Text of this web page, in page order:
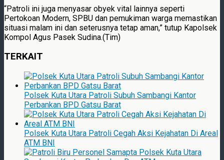
“Patroli ini juga menyasar obyek vital lainnya seperti
Pertokoan Modern, SPBU dan pemukiman warga memastikan
situasi malam ini dan seterusnya tetap aman,” tutup Kapolsek
Kompol Agus Pasek Sudina.(Tim)
TERKAIT
Polsek Kuta Utara Patroli Subuh Sambangi Kantor
Perbankan BPD Gatsu Barat
Polsek Kuta Utara Patroli Cegah Aksi Kejahatan Di Areal
ATM BNI